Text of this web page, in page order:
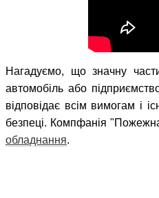
Нагадуємо, що значну
автомобіль або
відповідає всім вимогам і
безпеці. Компфанія
обладнання.